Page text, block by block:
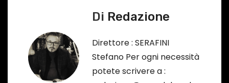
Di Redazione
Direttore : SERAFINI
Stefano Per ogni necessità
potete scrivere a :